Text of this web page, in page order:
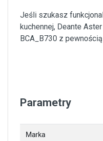
Jeśli szukasz
kuchennej, Deante
BCA_B730 z
Parametry
Marka